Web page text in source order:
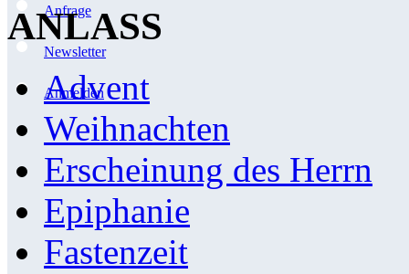
Anfrage
Newsletter
Anmelden
ANLASS
Advent
Weihnachten
Erscheinung des Herrn
Epiphanie
Fastenzeit